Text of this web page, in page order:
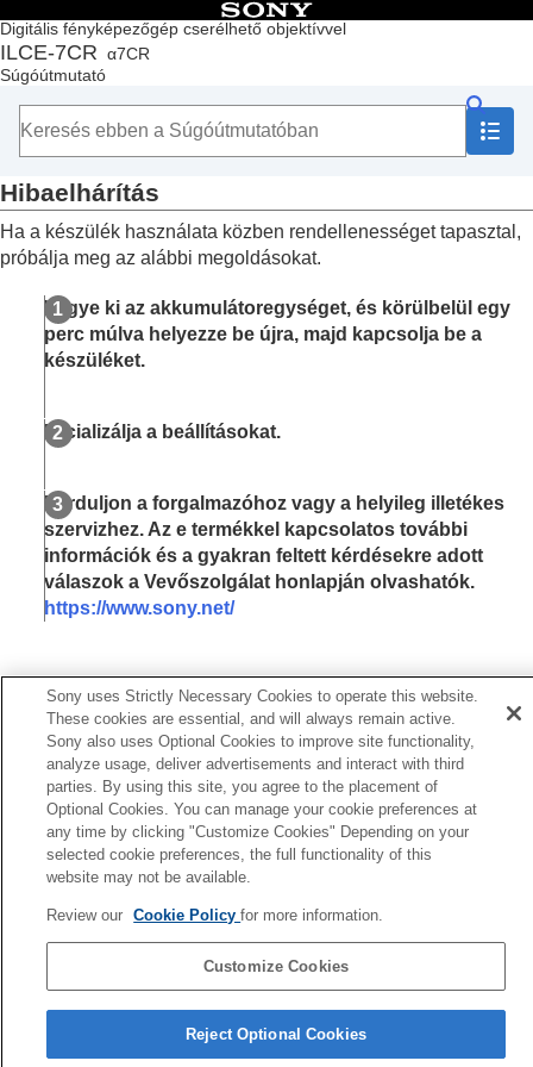
Digitális fényképezőgép cserélhető objektívvel
ILCE-7CR α7CR
Súgóútmutató
Tartalomjegyzék
Lap teteje
A „Súgóútmutató” használata
A fényképezőgép és a mellékelt tartozékok ellenőrzése
Alapvető műveletek
A fényképezőgép előkészítése / alapvető fényképezési
műveletek
Funkciók keresése a MENU-ben
A fényképezőgép testreszabása
Megtekintés
A fényképezőgép-beállítások módosítása
Számítógép használata
A felhőszolgáltatás használata
Ha problémába ütközik
Hibaelhárítás
Figyelmeztető üzenetek
Hibaelhárítás
Ha a készülék használata közben rendellenességet tapasztal,
próbálja meg az alábbi megoldásokat.
Vegye ki az akkumulátoregységet, és körülbelül egy
perc múlva helyezze be újra, majd kapcsolja be a
készüléket.
Inicializálja a beállításokat.
Forduljon a forgalmazóhoz vagy a helyileg illetékes
szervizhez. Az e termékkel kapcsolatos további
információk és a gyakran feltett kérdésekre adott
válaszok a Vevőszolgálat honlapján olvashatók.
https://www.sony.net/
Kapcsolódó témák
Beállít. visszaállítása
Következő
Nyelv választása oldal
5-054-924-75(3)
Sony uses Strictly Necessary Cookies to operate this website.
These cookies are essential, and will always remain active.
Sony also uses Optional Cookies to improve site functionality,
analyze usage, deliver advertisements and interact with third
parties. By using this site, you agree to the placement of
Optional Cookies. You can manage your cookie preferences at
any time by clicking "Customize Cookies" Depending on your
selected cookie preferences, the full functionality of this
website may not be available.
Review our Cookie Policyfor more information.
Customize Cookies
Reject Optional Cookies